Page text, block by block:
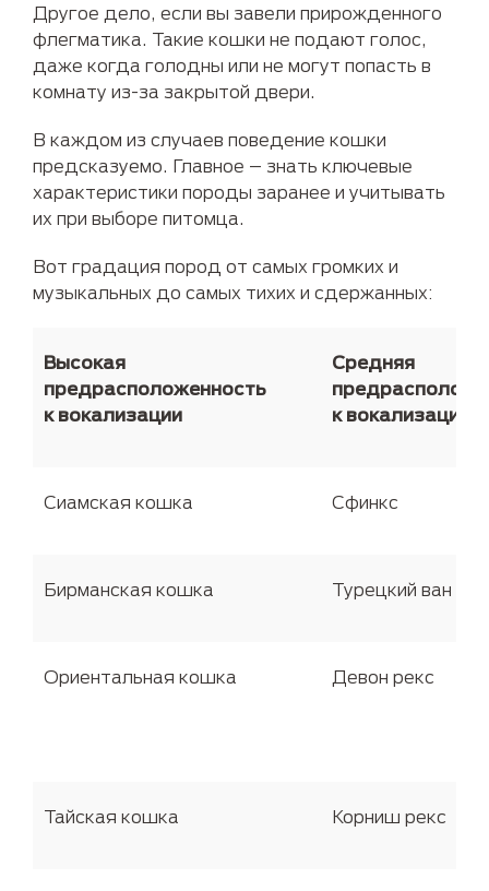
Другое дело, если вы завели прирожденного
флегматика. Такие кошки не подают голос,
даже когда голодны или не могут попасть в
комнату из-за закрытой двери.
В каждом из случаев поведение кошки
предсказуемо. Главное – знать ключевые
характеристики породы заранее и учитывать
их при выборе питомца.
Вот градация пород от самых громких и
музыкальных до самых тихих и сдержанных:
Высокая
предрасположенность
к вокализации
Средняя
к вокализации
Сиамская кошка Сфинкс
Бирманская кошка Турецкий ван
Ориентальная кошка Девон рекс
Тайская кошка Корниш рекс